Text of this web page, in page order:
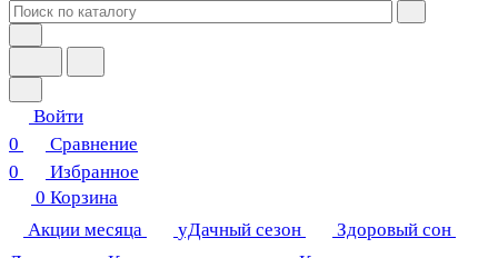
Войти
0
Сравнение
0
Избранное
0 Корзина
Акции месяца
уДачный сезон
Здоровый сон